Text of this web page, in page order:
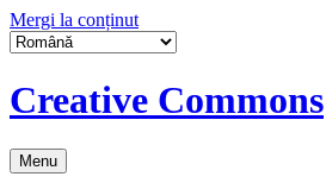
Mergi la conținut
Creative Commons
Menu